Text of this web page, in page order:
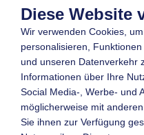
Möchten Sie
weitere
Schreiben Sie uns
©
Diese Website
Wir verwenden Cookies,
personalisieren,
und unseren Datenverkehr
Informationen über Ihre
Social Media-, Werbe- und
möglicherweise mit
Sie ihnen zur Verfügung